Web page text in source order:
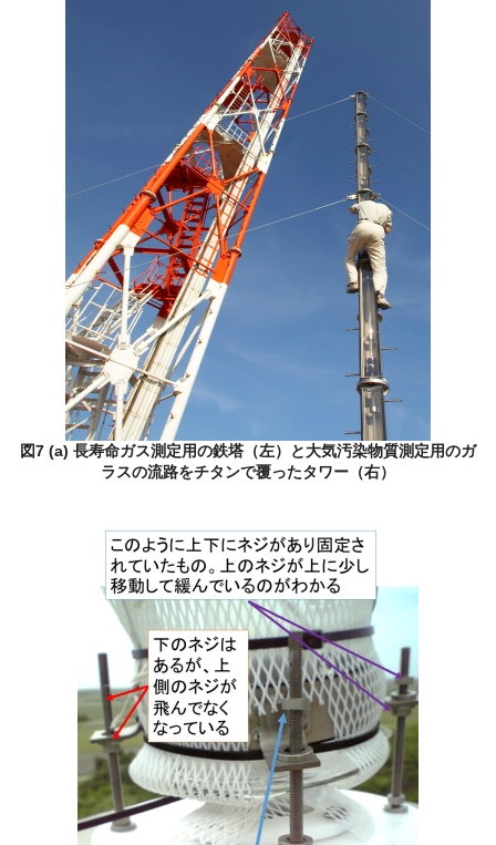
図7 (a) 長寿命ガス測定用の鉄塔（左）と大気汚染物質測定用のガ
ラスの流路をチタンで覆ったタワー（右）